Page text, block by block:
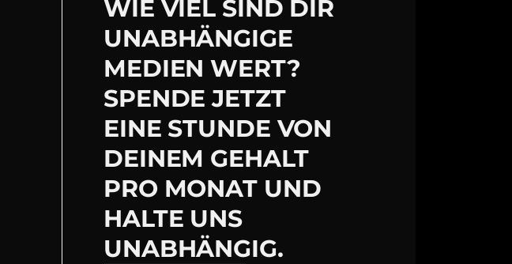
WIE VIEL SIND DIR
UNABHÄNGIGE
MEDIEN WERT?
SPENDE JETZT
EINE STUNDE VON
DEINEM GEHALT
PRO MONAT UND
HALTE UNS
UNABHÄNGIG.